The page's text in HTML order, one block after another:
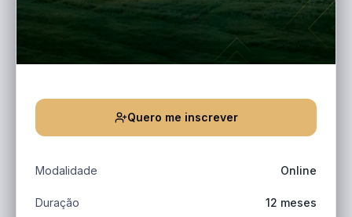
Quero me inscrever
Modalidade Online
Duração 12 meses